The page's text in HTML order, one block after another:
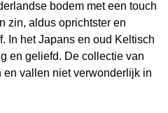
bodem met een touch
zin, aldus oprichtster en
In het Japans en oud Keltisch
en geliefd. De collectie van
vallen niet verwonderlijk in